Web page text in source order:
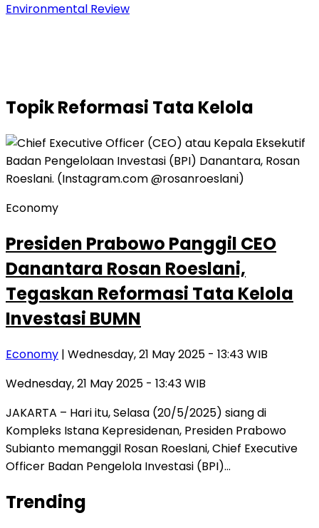
Environmental Review
TopikReformasi Tata Kelola
Economy
Presiden Prabowo Panggil CEO
Danantara Rosan Roeslani,
Tegaskan Reformasi Tata Kelola
Investasi BUMN
Economy | Wednesday, 21 May 2025 - 13:43 WIB
Wednesday, 21 May 2025 - 13:43 WIB
JAKARTA – Hari itu, Selasa (20/5/2025) siang di
Kompleks Istana Kepresidenan, Presiden Prabowo
Subianto memanggil Rosan Roeslani, Chief Executive
Officer Badan Pengelola Investasi (BPI)…
Trending